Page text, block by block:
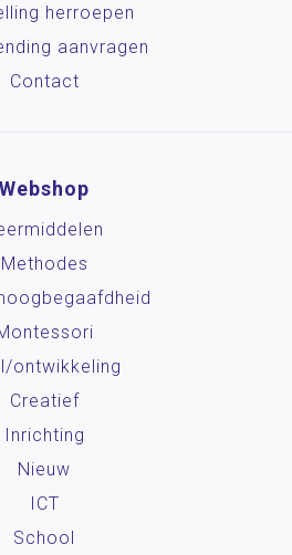
herroepen
aanvragen
Contact
Webshop
Methodes
ontwikkeling
Creatief
Inrichting
Nieuw
ICT
School